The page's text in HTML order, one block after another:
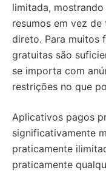
limitada,
resumos em vez
direto. Para muitos
gratuitas são
se importa com
restrições no que
Aplicativos pagos
significativamente
praticamente
praticamente